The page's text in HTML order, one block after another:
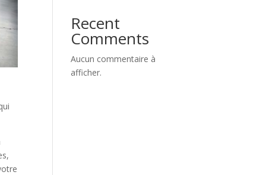
Recent
Comments
Aucun commentaire à
afficher.